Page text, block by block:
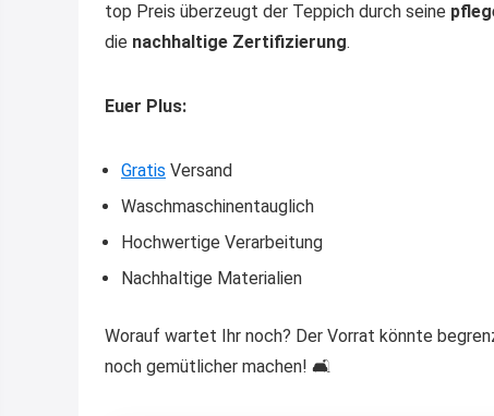
top Preis überzeugt der Teppich durch seine
die nachhaltige Zertifizierung.
Euer Plus:
Gratis Versand
Waschmaschinentauglich
Hochwertige Verarbeitung
Nachhaltige Materialien
Worauf wartet Ihr noch? Der Vorrat könnte
noch gemütlicher machen! 🛋️